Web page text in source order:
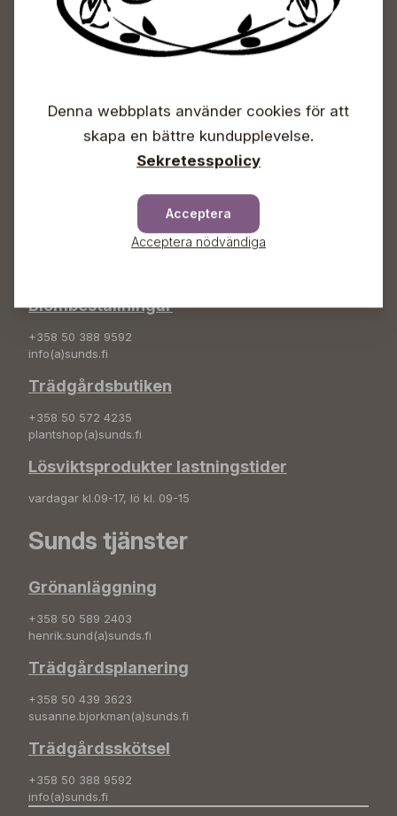
Öppet
Info & växel
Sunds Trädgård Ab
Blombeställningar
+358 50 388 9592
info(a)sunds.fi
Trädgårdsbutiken
+358 50 572 4235
plantshop(a)sunds.fi
Lösviktsprodukter lastningstider
vardagar kl.09-17, lö kl. 09-15
Sunds tjänster
Grönanläggning
+358 50 589 2403
henrik.sund(a)sunds.fi
Trädgårdsplanering
+358 50 439 3623
susanne.bjorkman(a)sunds.fi
Trädgårdsskötsel
+358 50 388 9592
info(a)sunds.fi
Denna webbplats använder cookies för att
skapa en bättre kundupplevelse.
Sekretesspolicy
Acceptera
Acceptera nödvändiga